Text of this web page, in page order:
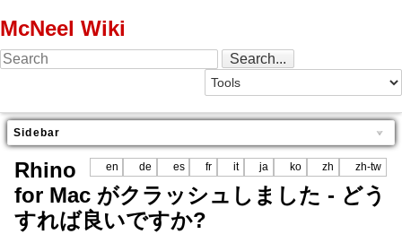
McNeel Wiki
Sidebar
en de es fr it ja ko zh zh-tw
Rhino
for Mac がクラッシュしました - どう
すれば良いですか?